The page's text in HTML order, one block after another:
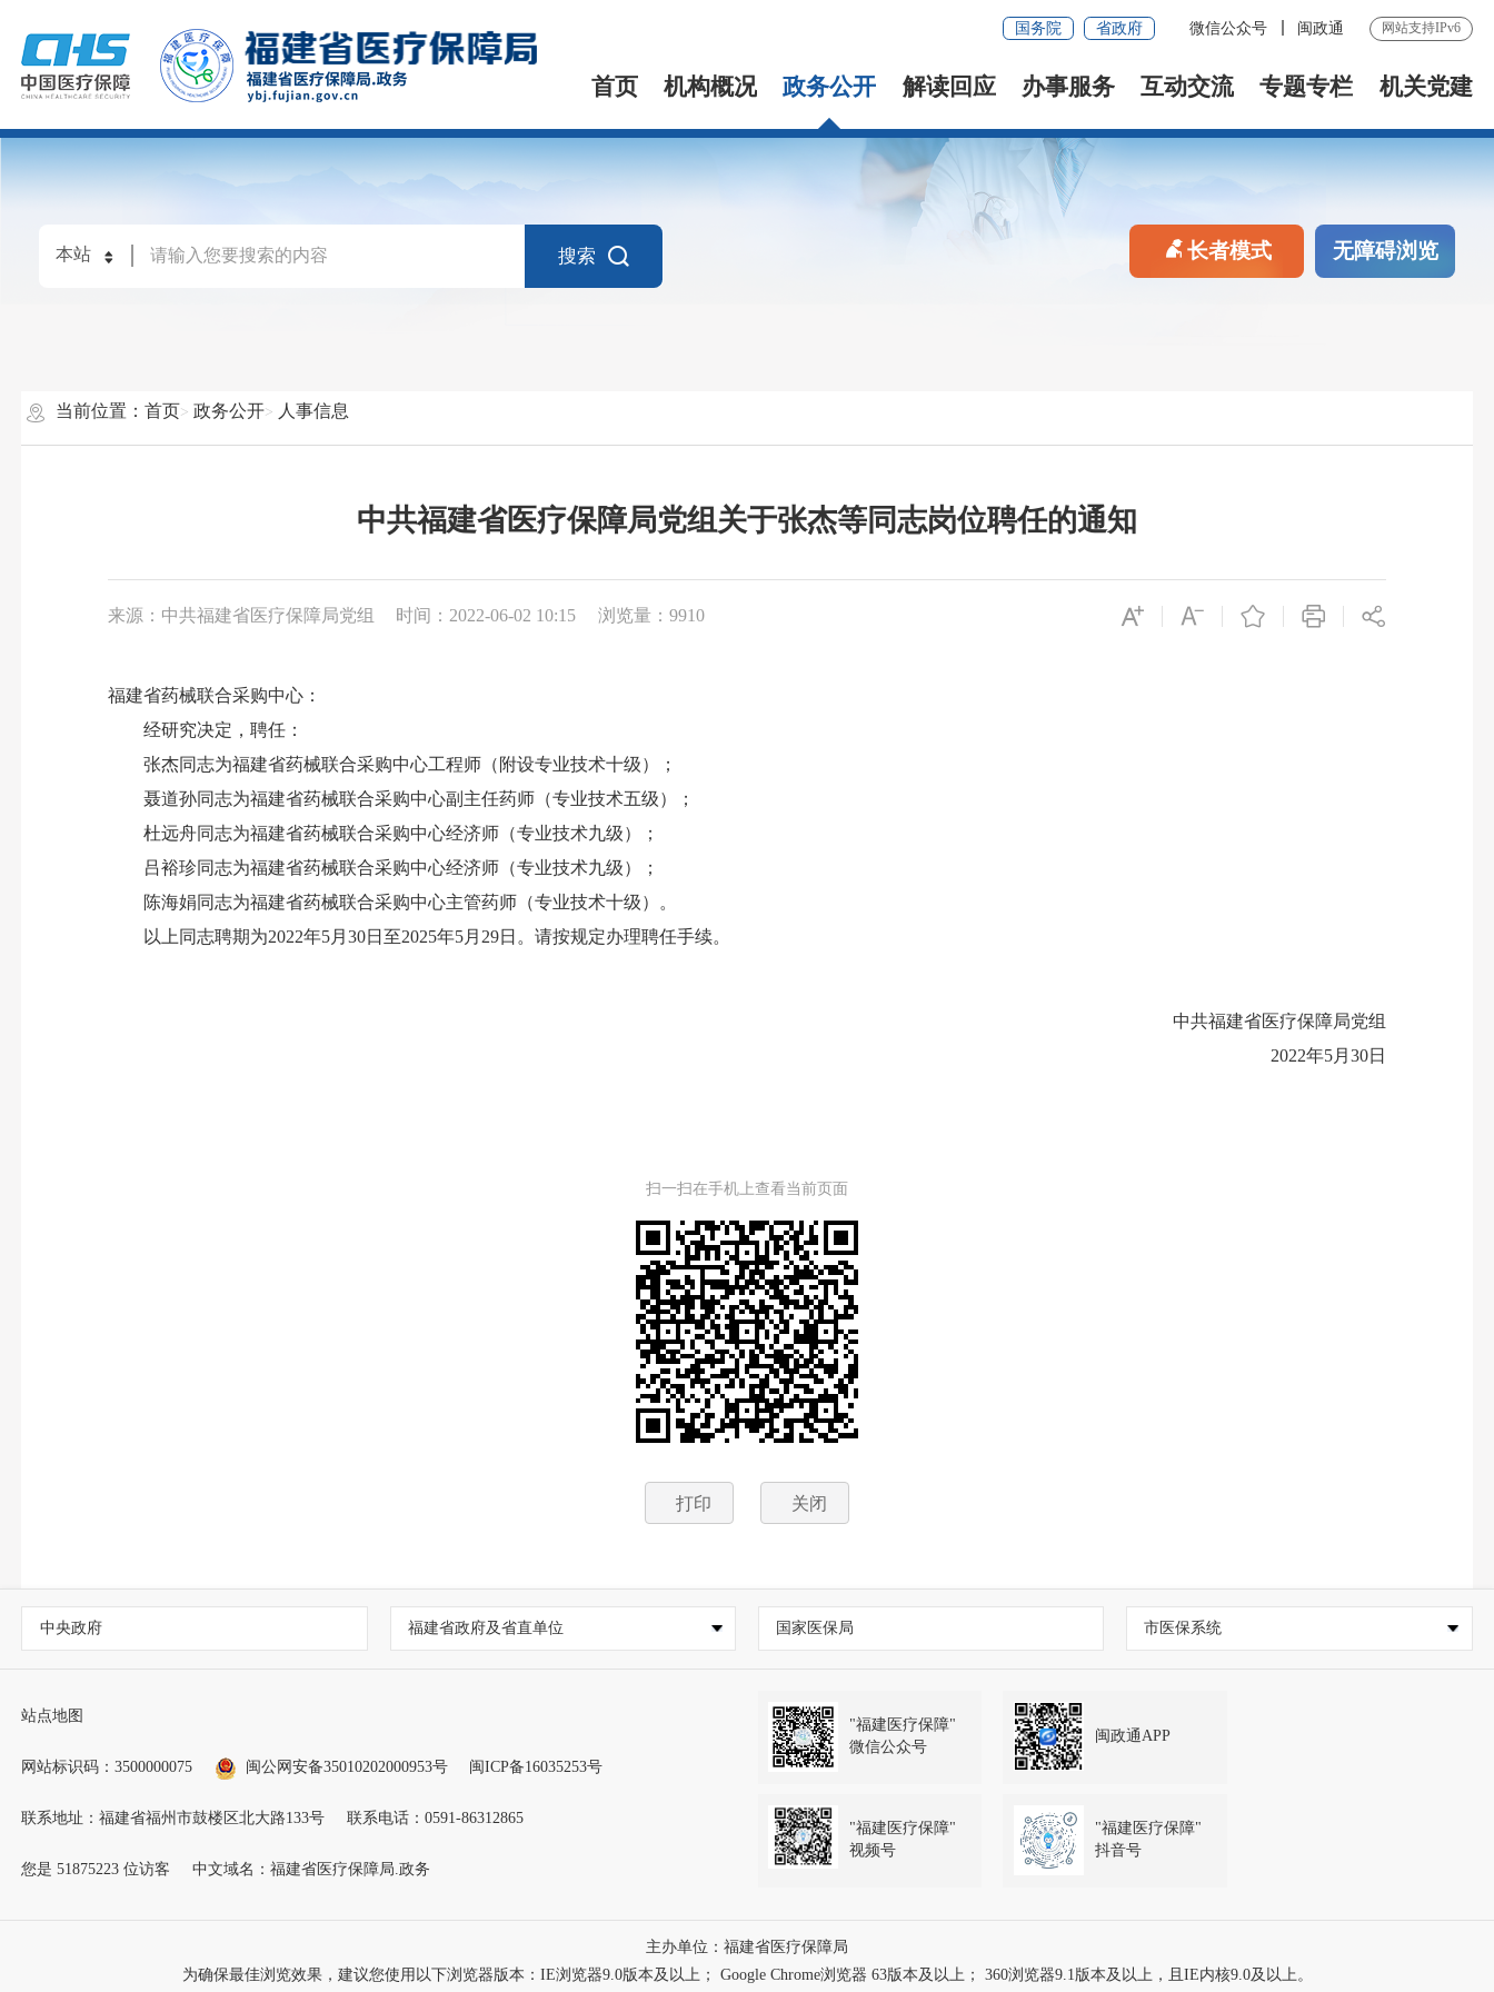
国务院 省政府 微信公众号 闽政通 网站支持IPv6
首页 机构概况 政务公开 解读回应 办事服务 互动交流 专题专栏 机关党建
搜索 长者模式 无障碍浏览
当前位置： 首页 政务公开 人事信息
中共福建省医疗保障局党组关于张杰等同志岗位聘任的通知
来源：中共福建省医疗保障局党组 时间：2022-06-02 10:15 浏览量：9910
福建省药械联合采购中心：
经研究决定，聘任：
张杰同志为福建省药械联合采购中心工程师（附设专业技术十级）；
聂道孙同志为福建省药械联合采购中心副主任药师（专业技术五级）；
杜远舟同志为福建省药械联合采购中心经济师（专业技术九级）；
吕裕珍同志为福建省药械联合采购中心经济师（专业技术九级）；
陈海娟同志为福建省药械联合采购中心主管药师（专业技术十级）。
以上同志聘期为2022年5月30日至2025年5月29日。请按规定办理聘任手续。
中共福建省医疗保障局党组
2022年5月30日
扫一扫在手机上查看当前页面
打印 关闭
中央政府 福建省政府及省直单位 国家医保局 市医保系统
站点地图
网站标识码：3500000075 闽公网安备35010202000953号 闽ICP备16035253号
联系地址：福建省福州市鼓楼区北大路133号 联系电话：0591-86312865
您是51875223 位访客 中文域名：福建省医疗保障局.政务
"福建医疗保障"
微信公众号
闽政通APP
"福建医疗保障"
视频号
"福建医疗保障"
抖音号
主办单位：福建省医疗保障局
为确保最佳浏览效果，建议您使用以下浏览器版本：IE浏览器9.0版本及以上； Google Chrome浏览器 63版本及以上； 360浏览器9.1版本及以上，且IE内核9.0及以上。